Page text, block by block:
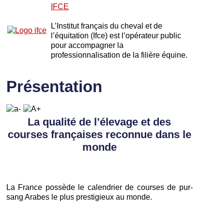
IFCE
L’Institut français du cheval et de
l’équitation (Ifce) est l’opérateur public
pour accompagner la
professionnalisation de la filière équine.
Présentation
La qualité de l’élevage et des
courses françaises reconnue dans le
monde
La France possède le calendrier de courses de pur-
sang Arabes le plus prestigieux au monde.